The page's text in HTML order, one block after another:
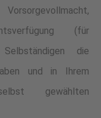
(für
die
und in Ihrem
gewählten